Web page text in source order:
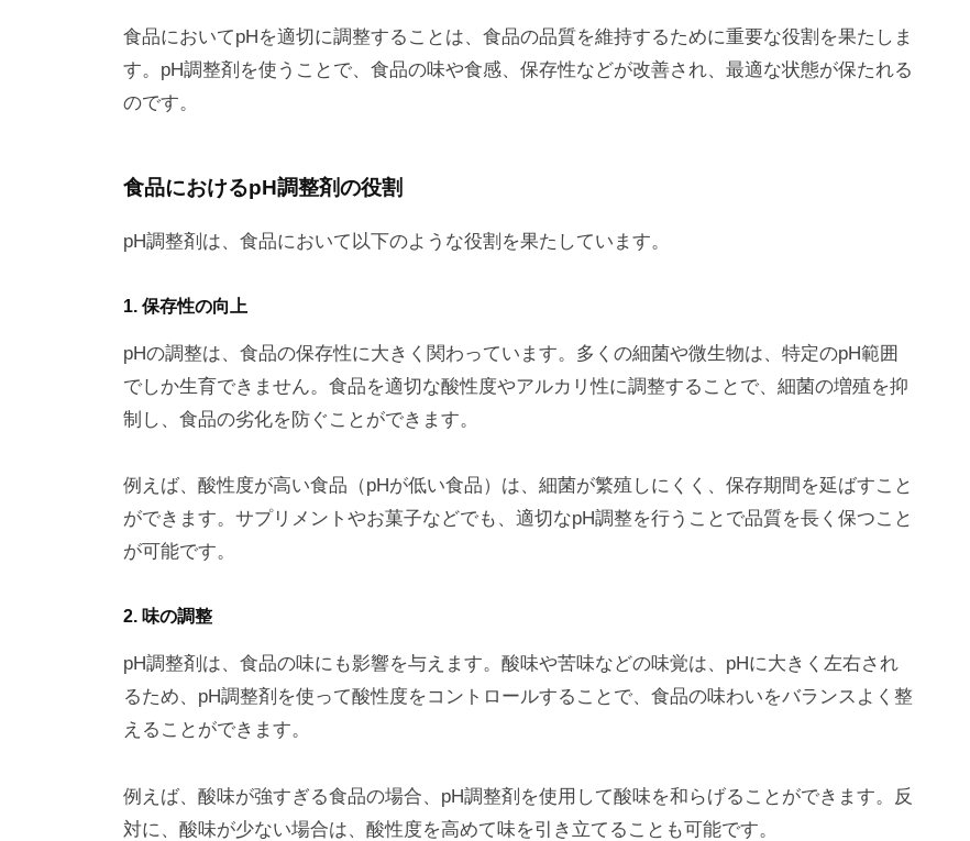
食品においてpHを適切に調整することは、食品の品質を維持するために重要な役割を果たしま
す。pH調整剤を使うことで、食品の味や食感、保存性などが改善され、最適な状態が保たれる
のです。
食品におけるpH調整剤の役割
pH調整剤は、食品において以下のような役割を果たしています。
1. 保存性の向上
pHの調整は、食品の保存性に大きく関わっています。多くの細菌や微生物は、特定のpH範囲
でしか生育できません。食品を適切な酸性度やアルカリ性に調整することで、細菌の増殖を抑
制し、食品の劣化を防ぐことができます。
例えば、酸性度が高い食品（pHが低い食品）は、細菌が繁殖しにくく、保存期間を延ばすこと
ができます。サプリメントやお菓子などでも、適切なpH調整を行うことで品質を長く保つこと
が可能です。
2. 味の調整
pH調整剤は、食品の味にも影響を与えます。酸味や苦味などの味覚は、pHに大きく左右され
るため、pH調整剤を使って酸性度をコントロールすることで、食品の味わいをバランスよく整
えることができます。
例えば、酸味が強すぎる食品の場合、pH調整剤を使用して酸味を和らげることができます。反
対に、酸味が少ない場合は、酸性度を高めて味を引き立てることも可能です。